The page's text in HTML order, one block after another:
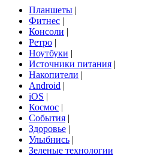
Планшеты |
Фитнес |
Консоли |
Ретро |
Ноутбуки |
Источники питания |
Накопители |
Android |
iOS |
Космос |
События |
Здоровье |
Улыбнись |
Зеленые технологии